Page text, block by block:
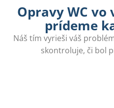
Opravy WC
prídeme
Náš tím vyrieši váš
skontroluje, či bol